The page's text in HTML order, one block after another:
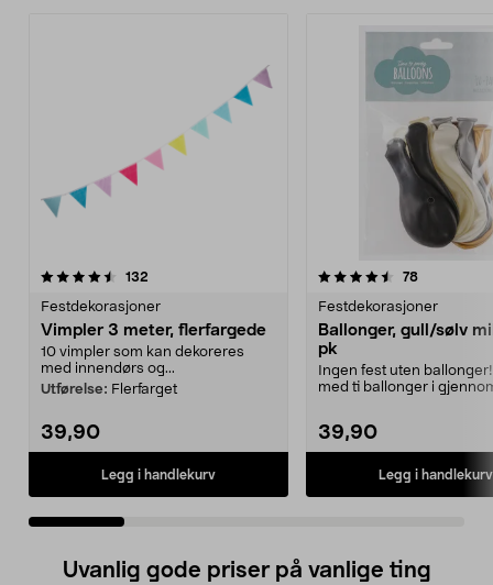
132
Festdekorasjoner
Vimpler 3 meter, flerfargede
10 vimpler som kan dekoreres
med innendørs og...
Utførelse: Flerfarget
39,90
Legg i handlekurv
4.5 av 5 stjerner 78
Festdekorasjoner
Ballonger, gull/sølv
pk
Ingen fest uten
med ti ballonger i
39,90
Legg i handlekurv
4.5 av 5 stjerner
Uvanlig gode priser på vanlige ting